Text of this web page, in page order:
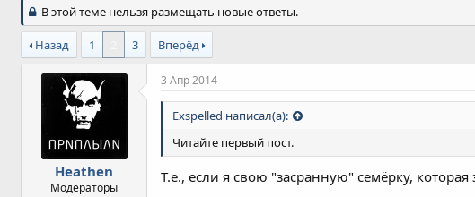
т
о
р
т
т
а
н
а
ч
а
л
а
В этой теме нельзя размещать новые ответы.
Назад 1 3 Вперёд
Heathen
Модераторы
3 Апр 2014
Exspelled написал(а):
Читайте первый пост.
Т.е., если я свою "засранную" семёрку,